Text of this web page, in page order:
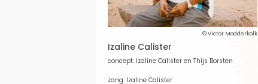
© Victor Modderkolk
Izaline Calister
concept: Izaline Calister en Thijs Borsten
zang: Izaline Calister